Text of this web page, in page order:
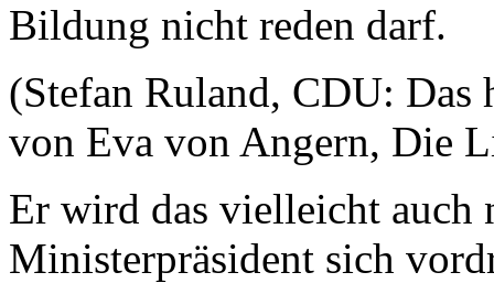
Bildung nicht reden darf.
(Stefan Ruland, CDU: Das
von Eva von Angern, Die
Er wird das vielleicht auch
Ministerpräsident sich